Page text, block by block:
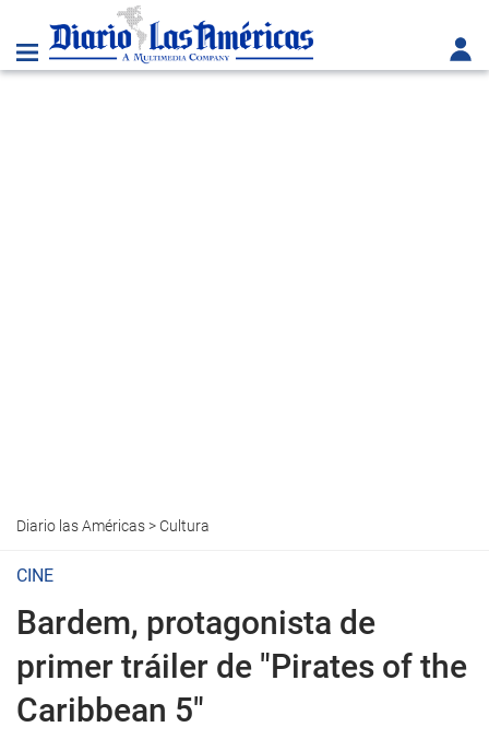
Diario las Américas> Cultura
CINE
Bardem, protagonista de
primer tráiler de "Pirates of the
Caribbean 5"